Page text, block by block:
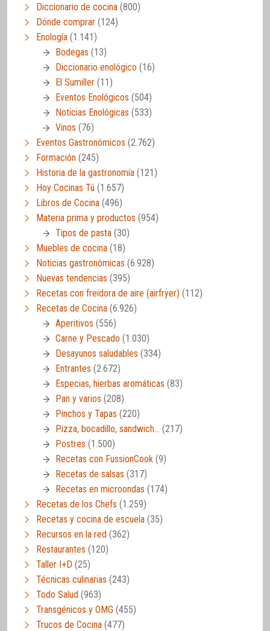
Diccionario de cocina (800)
Dónde comprar (124)
Enología (1.141)
Bodegas (13)
Diccionario enológico (16)
El Sumiller (11)
Eventos Enológicos (504)
Noticias Enológicas (533)
Vinos (76)
Eventos Gastronómicos (2.762)
Formación (245)
Historia de la gastronomía (121)
Hoy Cocinas Tú (1.657)
Libros de Cocina (496)
Materia prima y productos (954)
Tipos de pasta (30)
Muebles de cocina (18)
Noticias gastronómicas (6.928)
Nuevas tendencias (395)
Recetas con freidora de aire (airfryer) (112)
Recetas de Cocina (6.926)
Aperitivos (556)
Carne y Pescado (1.030)
Desayunos saludables (334)
Entrantes (2.672)
Especias, hierbas aromáticas (83)
Pan y varios (208)
Pinchos y Tapas (220)
Pizza, bocadillo, sandwich… (217)
Postres (1.500)
Recetas con FussionCook (9)
Recetas de salsas (317)
Recetas en microondas (174)
Recetas de los Chefs (1.259)
Recetas y cocina de escuela (35)
Recursos en la red (362)
Restaurantes (120)
Taller I+D (25)
Técnicas culinarias (243)
Todo Salud (963)
Transgénicos y OMG (455)
Trucos de Cocina (477)